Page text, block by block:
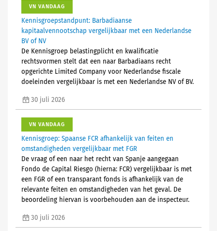
VN VANDAAG
Kennisgroepstandpunt: Barbadiaanse
kapitaalvennootschap vergelijkbaar met een Nederlandse
BV of NV
De Kennisgroep belastingplicht en kwalificatie
rechtsvormen stelt dat een naar Barbadiaans recht
opgerichte Limited Company voor Nederlandse fiscale
doeleinden vergelijkbaar is met een Nederlandse NV of BV.
30 juli 2026
VN VANDAAG
Kennisgroep: Spaanse FCR afhankelijk van feiten en
omstandigheden vergelijkbaar met FGR
De vraag of een naar het recht van Spanje aangegaan
Fondo de Capital Riesgo (hierna: FCR) vergelijkbaar is met
een FGR of een transparant fonds is afhankelijk van de
relevante feiten en omstandigheden van het geval. De
beoordeling hiervan is voorbehouden aan de inspecteur.
30 juli 2026